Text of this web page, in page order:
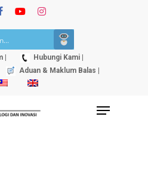
youtubeinstagram
|
Hubungi Kami |
Aduan & Maklum Balas |
Menu